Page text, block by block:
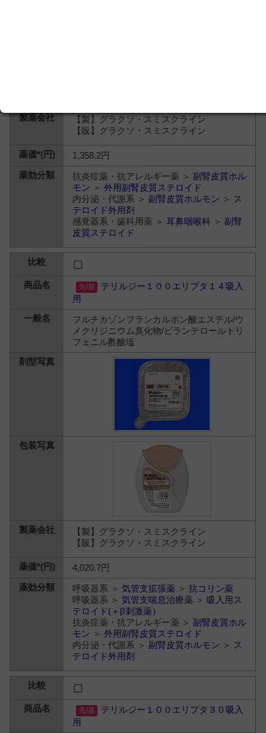
【製】グラクソ・スミスクライン
【販】グラクソ・スミスクライン
1,358.2円
抗炎症薬・抗アレルギー薬 ＞ 副腎皮質ホル
モン ＞外用副腎皮質ステロイド
内分泌・代謝系 ＞ 副腎皮質ホルモン ＞ ス
テロイド外用剤
感覚器系・歯科用薬 ＞耳鼻咽喉科 ＞ 副腎
皮質ステロイド
テリルジー１００エリプタ１４吸入
用
フルチカゾンフランカルボン酸エステル/ウ
メクリジニウム臭化物/ビランテロールトリ
フェニル酢酸塩
【製】グラクソ・スミスクライン
【販】グラクソ・スミスクライン
4,020.7円
呼吸器系 ＞気管支拡張薬 ＞抗コリン薬
呼吸器系 ＞気管支喘息治療薬 ＞吸入用ス
テロイド(＋β刺激薬）
抗炎症薬・抗アレルギー薬 ＞ 副腎皮質ホル
モン ＞外用副腎皮質ステロイド
内分泌・代謝系 ＞ 副腎皮質ホルモン ＞ ス
テロイド外用剤
テリルジー１００エリプタ３０吸入
用